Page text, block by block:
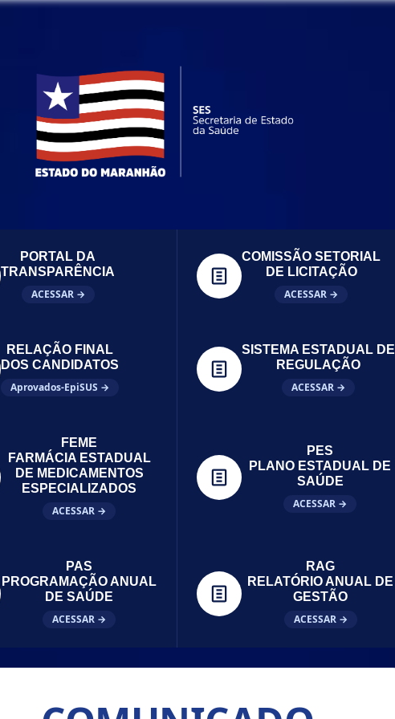
PORTAL DA
TRANSPARÊNCIA
ACESSAR →
COMISSÃO SETORIAL
DE LICITAÇÃO
ACESSAR →
RELAÇÃO FINAL
DOS CANDIDATOS
Aprovados-EpiSUS →
SISTEMA ESTADUAL DE
REGULAÇÃO
ACESSAR →
FEME
FARMÁCIA ESTADUAL
DE MEDICAMENTOS
ESPECIALIZADOS
ACESSAR →
PES
PLANO ESTADUAL DE
SAÚDE
ACESSAR →
PAS
PROGRAMAÇÃO ANUAL
DE SAÚDE
ACESSAR →
RAG
RELATÓRIO ANUAL DE
GESTÃO
ACESSAR →